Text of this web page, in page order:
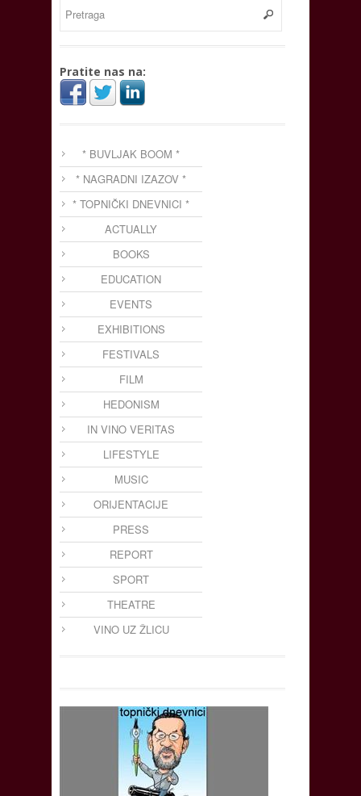
Pratite nas na:
* BUVLJAK BOOM *
* NAGRADNI IZAZOV *
* TOPNIČKI DNEVNICI *
ACTUALLY
BOOKS
EDUCATION
EVENTS
EXHIBITIONS
FESTIVALS
FILM
HEDONISM
IN VINO VERITAS
LIFESTYLE
MUSIC
ORIJENTACIJE
PRESS
REPORT
SPORT
THEATRE
VINO UZ ŽLICU